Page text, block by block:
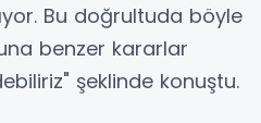
Bu doğrultuda böyle
benzer kararlar
şeklinde konuştu.